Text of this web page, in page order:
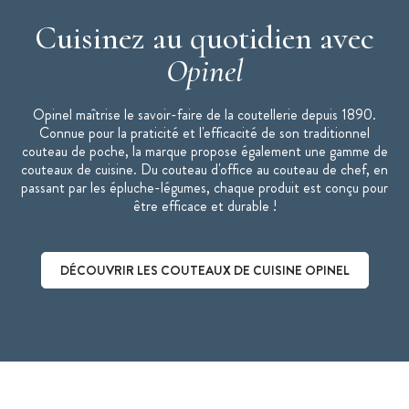
Cuisinez au quotidien avec
Opinel
Opinel maîtrise le savoir-faire de la coutellerie depuis 1890.
Connue pour la praticité et l'efficacité de son traditionnel
couteau de poche, la marque propose également une gamme de
couteaux de cuisine. Du couteau d'office au couteau de chef, en
passant par les épluche-légumes, chaque produit est conçu pour
être efficace et durable !
DÉCOUVRIR LES COUTEAUX DE CUISINE OPINEL